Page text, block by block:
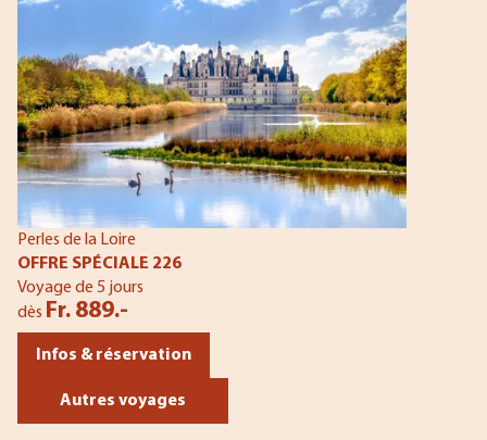
Perles de la Loire
OFFRE SPÉCIALE 226
Voyage de 5 jours
dès Fr. 889.-
Infos & réservation
Autres voyages